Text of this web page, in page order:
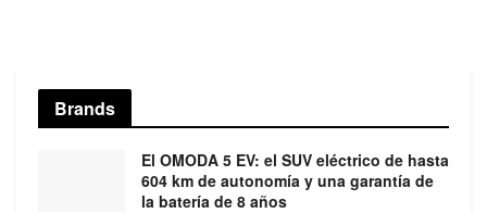
Brands
El OMODA 5 EV: el SUV eléctrico de hasta
604 km de autonomía y una garantía de
la batería de 8 años